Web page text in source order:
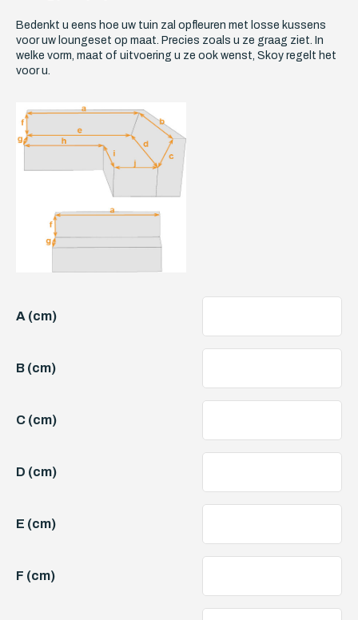
Bedenkt u eens hoe uw tuin zal opfleuren met losse kussens
voor uw loungeset op maat. Precies zoals u ze graag ziet. In
welke vorm, maat of uitvoering u ze ook wenst, Skoy regelt het
voor u.
A (cm)
B (cm)
C (cm)
D (cm)
E (cm)
F (cm)